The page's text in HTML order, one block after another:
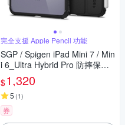
完全支援 Apple Pencil 功能
SGP / Spigen iPad Mini 7 / Min
i 6_Ultra Hybrid Pro 防摔保護
套
$1,320
5 (1)
券